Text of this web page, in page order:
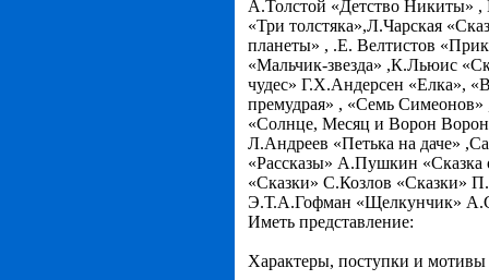
А.Толстой «Детство Никиты»
«Три толстяка»,Л.Чарская
планеты» , .Е. Велтистов
«Мальчик-звезда» ,К.Льюис
чудес» Г.Х.Андерсен «Елка»,
премудрая» , «Семь
«Солнце, Месяц и Ворон
Л.Андреев «Петька на даче»
«Рассказы» А.Пушкин «Сказка
«Сказки» С.Козлов «Сказки»
Э.Т.А.Гофман «Щелкунчик»
Иметь представление:
Характеры, поступки и мотивы